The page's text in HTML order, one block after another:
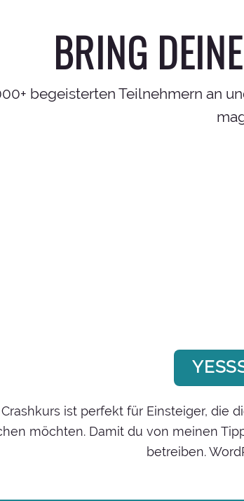
BRING
begeisterten Teilnehmern an
ist perfekt für Einsteiger,
möchten. Damit du von meinen
betreiben.